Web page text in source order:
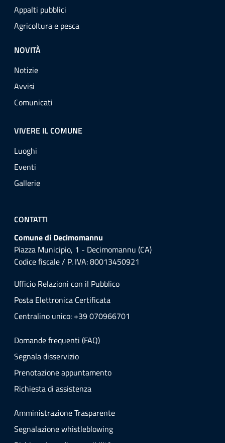
Appalti pubblici
Agricoltura e pesca
NOVITÀ
Notizie
Avvisi
Comunicati
VIVERE IL COMUNE
Luoghi
Eventi
Gallerie
CONTATTI
Comune di Decimomannu
Piazza Municipio, 1 - Decimomannu (CA)
Codice fiscale / P. IVA: 80013450921
Ufficio Relazioni con il Pubblico
Posta Elettronica Certificata
Centralino unico: +39 070966701
Domande frequenti (FAQ)
Segnala disservizio
Prenotazione appuntamento
Richiesta di assistenza
Amministrazione Trasparente
Segnalazione whistleblowing